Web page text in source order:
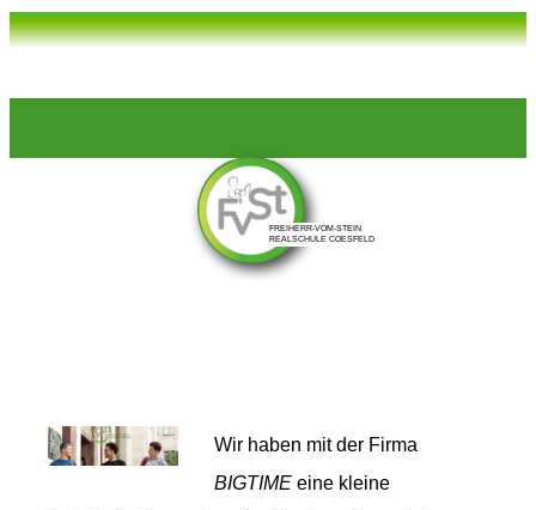
Wir haben mit der Firma
BIGTIME eine kleine